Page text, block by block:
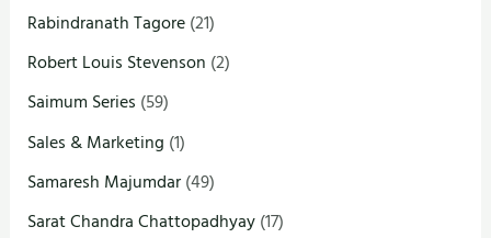
Rabindranath Tagore(21)
Robert Louis Stevenson (2)
Saimum Series (59)
Sales & Marketing (1)
Samaresh Majumdar(49)
Sarat Chandra Chattopadhyay(17)